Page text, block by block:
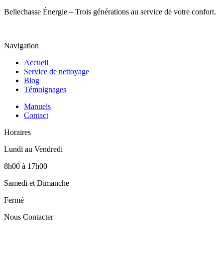
Bellechasse Énergie – Trois générations au service de votre confort.
Navigation
Accueil
Service de nettoyage
Blog
Témoignages
Manuels
Contact
Horaires
Lundi au Vendredi
8h00 à 17h00
Samedi et Dimanche
Fermé
Nous Contacter